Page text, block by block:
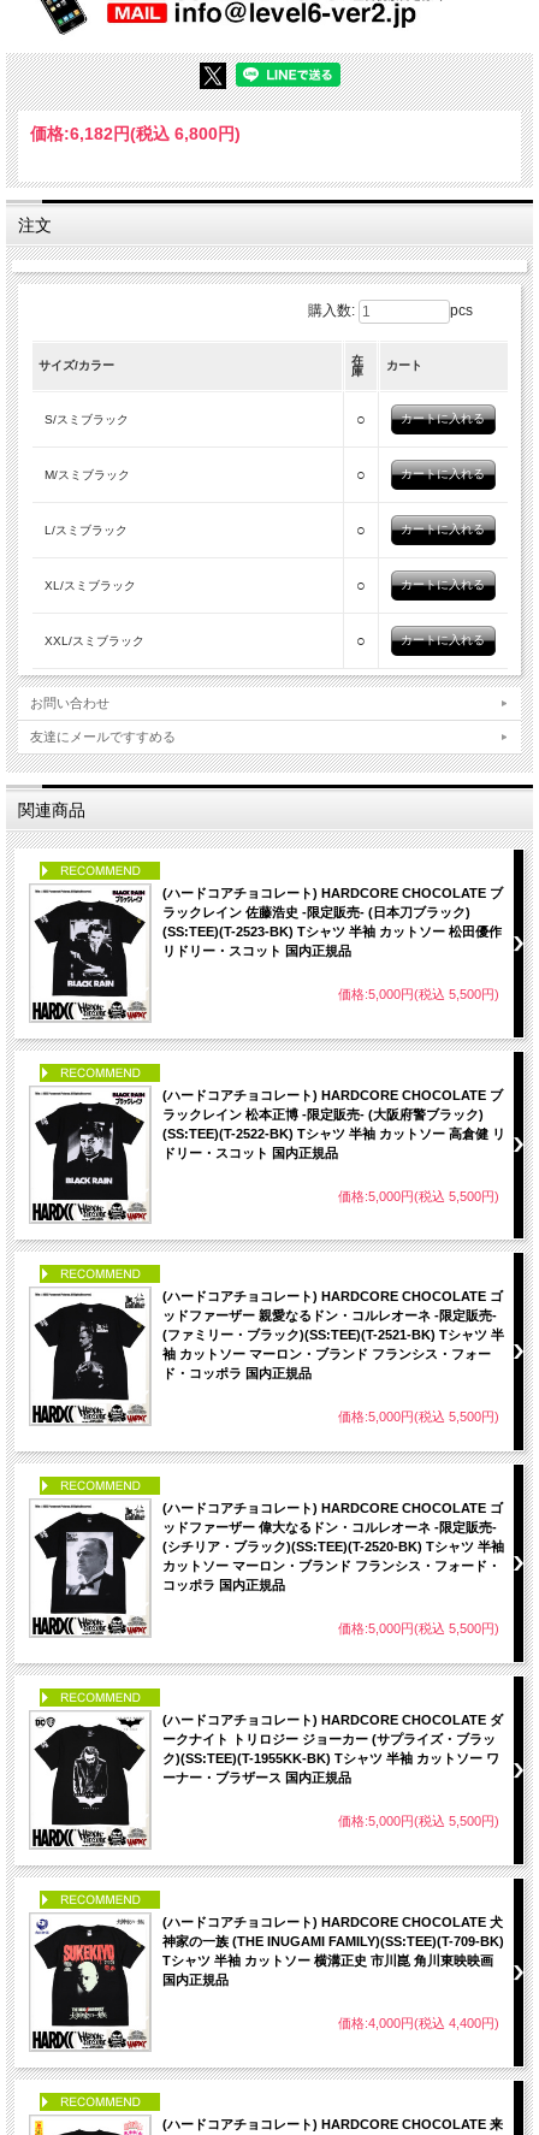
価格:6,182円(税込 6,800円)
注文
購入数: pcs
サイズ/カラー
在
庫
カート
S/スミブラック ○
M/スミブラック ○
L/スミブラック ○
XL/スミブラック ○
XXL/スミブラック ○
お問い合わせ
友達にメールですすめる
関連商品
(ハードコアチョコレート) HARDCORE CHOCOLATE ブ
ラックレイン 佐藤浩史 -限定販売- (日本刀ブラック)
(SS:TEE)(T-2523-BK) Tシャツ 半袖 カットソー 松田優作
リドリー・スコット 国内正規品
価格:5,000円(税込 5,500円)
(ハードコアチョコレート) HARDCORE CHOCOLATE ブ
ラックレイン 松本正博 -限定販売- (大阪府警ブラック)
(SS:TEE)(T-2522-BK) Tシャツ 半袖 カットソー 高倉健 リ
ドリー・スコット 国内正規品
価格:5,000円(税込 5,500円)
(ハードコアチョコレート) HARDCORE CHOCOLATE ゴ
ッドファーザー 親愛なるドン・コルレオーネ -限定販売-
(ファミリー・ブラック)(SS:TEE)(T-2521-BK) Tシャツ 半
袖 カットソー マーロン・ブランド フランシス・フォー
ド・コッポラ 国内正規品
価格:5,000円(税込 5,500円)
(ハードコアチョコレート) HARDCORE CHOCOLATE ゴ
ッドファーザー 偉大なるドン・コルレオーネ -限定販売-
(シチリア・ブラック)(SS:TEE)(T-2520-BK) Tシャツ 半袖
カットソー マーロン・ブランド フランシス・フォード・
コッポラ 国内正規品
価格:5,000円(税込 5,500円)
(ハードコアチョコレート) HARDCORE CHOCOLATE ダ
ークナイト トリロジー ジョーカー (サプライズ・ブラッ
ク)(SS:TEE)(T-1955KK-BK) Tシャツ 半袖 カットソー ワ
ーナー・ブラザース 国内正規品
価格:5,000円(税込 5,500円)
(ハードコアチョコレート) HARDCORE CHOCOLATE 犬
神家の一族 (THE INUGAMI FAMILY)(SS:TEE)(T-709-BK)
Tシャツ 半袖 カットソー 横溝正史 市川崑 角川東映映画
国内正規品
価格:4,000円(税込 4,400円)
(ハードコアチョコレート) HARDCORE CHOCOLATE 来